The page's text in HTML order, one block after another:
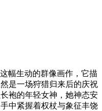
幅生动的群像画作，它描
是一场狩猎归来后的庆祝
袍的年轻女神，她神态安
中紧握着权杖与象征丰饶